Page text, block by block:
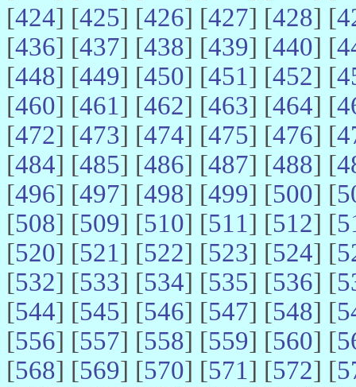
[424] [425] [426] [427] [428] [
[436] [437] [438] [439] [440] [
[448] [449] [450] [451] [452] [
[460] [461] [462] [463] [464] [
[472] [473] [474] [475] [476] [
[484] [485] [486] [487] [488] [
[496] [497] [498] [499] [500] [
[508] [509] [510] [511] [512] [
[520] [521] [522] [523] [524] [
[532] [533] [534] [535] [536] [
[544] [545] [546] [547] [548] [
[556] [557] [558] [559] [560] [
[568] [569] [570] [571] [572] [